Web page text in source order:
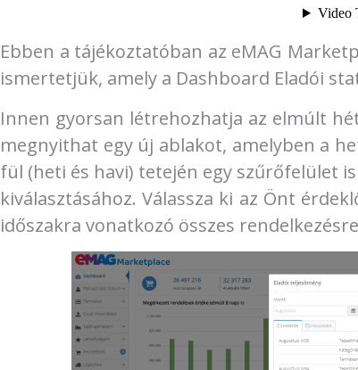
Ebben a tájékoztatóban az eMAG
ismertetjük, amely a Dashboard Eladói
Innen gyorsan létrehozhatja az elmúlt
megnyithat egy új ablakot, amelyben a
fül (heti és havi) tetején egy szűrőfelület
kiválasztásához. Válassza ki az Önt
időszakra vonatkozó összes